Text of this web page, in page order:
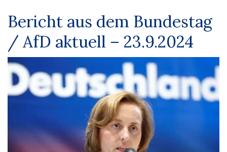
Bericht aus dem Bundestag
/ AfD aktuell – 23.9.2024